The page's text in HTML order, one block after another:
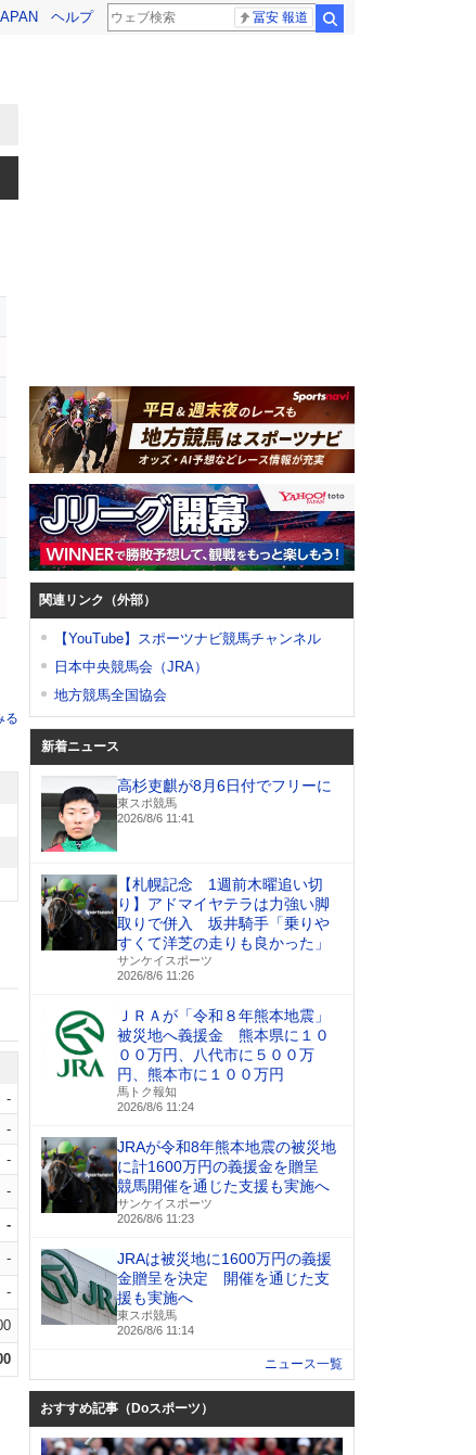
ヘルプ 冨安 報道
る
-
-
-
-
-
-
-
関連リンク（外部）
【YouTube】スポーツナビ競馬チャンネル
日本中央競馬会（JRA）
地方競馬全国協会
新着ニュース
高杉吏麒が8月6日付でフリーに
東スポ競馬
2026/8/6 11:41
【札幌記念 1週前木曜追い切
り】アドマイヤテラは力強い脚
取りで併入 坂井騎手「乗りや
すくて洋芝の走りも良かった」
サンケイスポーツ
2026/8/6 11:26
ＪＲＡが「令和８年熊本地震」
被災地へ義援金 熊本県に１０
００万円、八代市に５００万
円、熊本市に１００万円
馬トク報知
2026/8/6 11:24
JRAが令和8年熊本地震の被災地
に計1600万円の義援金を贈呈
競馬開催を通じた支援も実施へ
サンケイスポーツ
2026/8/6 11:23
JRAは被災地に1600万円の義援
金贈呈を決定 開催を通じた支
援も実施へ
東スポ競馬
2026/8/6 11:14
ニュース一覧
おすすめ記事（Doスポーツ）